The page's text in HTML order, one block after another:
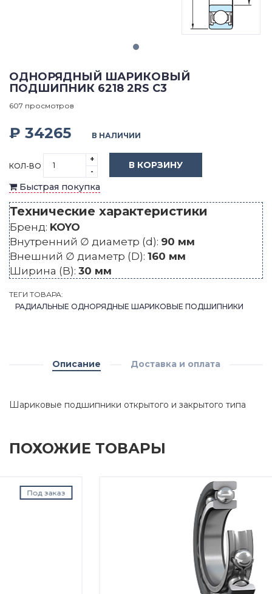
ОДНОРЯДНЫЙ ШАРИКОВЫЙ
ПОДШИПНИК 6218 2RS C3
607 просмотров
₽ 34265 В НАЛИЧИИ
КОЛ-ВО
+
-
В КОРЗИНУ
Быстрая покупка
Технические характеристики
Бренд: KOYO
Внутренний ∅ диаметр (d): 90 мм
Внешний ∅ диаметр (D): 160 мм
Ширина (B): 30 мм
ТЕГИ ТОВАРА:
РАДИАЛЬНЫЕ ОДНОРЯДНЫЕ ШАРИКОВЫЕ ПОДШИПНИКИ
Описание Доставка и оплата
Шариковые подшипники открытого и закрытого типа
ПОХОЖИЕ ТОВАРЫ
Под заказ